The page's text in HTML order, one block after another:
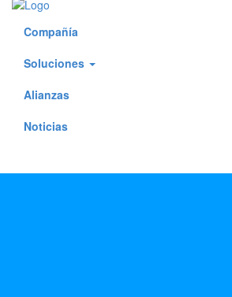
Compañía
Soluciones
Alianzas
Noticias